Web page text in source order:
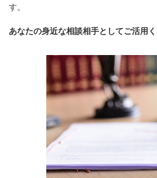
す。
あなたの身近な相談相手としてご活用く